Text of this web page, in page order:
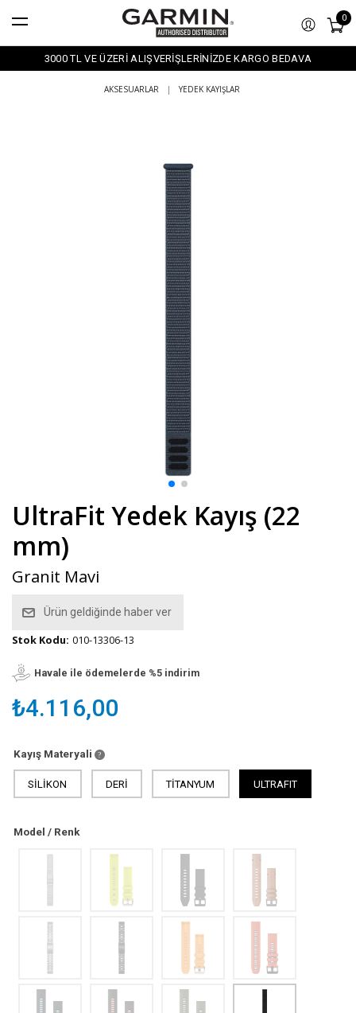
0
3000 TL VE ÜZERİ ALIŞVERİŞLERİNİZDE KARGO BEDAVA
AKSESUARLAR | YEDEK KAYIŞLAR
UltraFit Yedek Kayış (22
mm)
Granit Mavi
Ürün geldiğinde haber ver
Stok Kodu: 010-13306-13
Havale ile ödemelerde %5 indirim
₺4.116,00
Kayış Materyali
SİLİKON DERİ TİTANYUM ULTRAFIT
Model / Renk